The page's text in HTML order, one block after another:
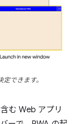
できます。
む Web アプリ